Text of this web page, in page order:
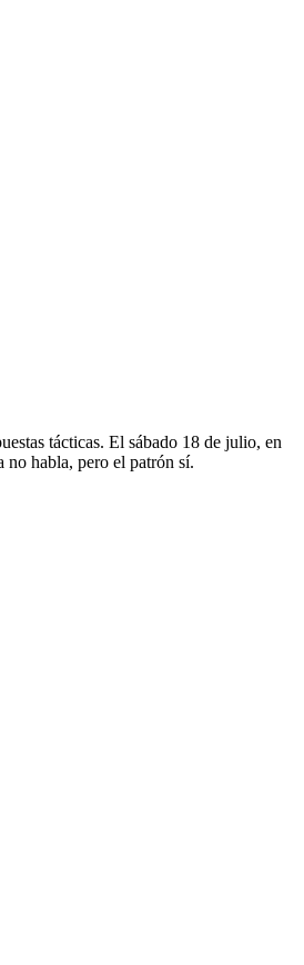
tácticas. El sábado 18 de julio, en
no habla, pero el patrón sí.